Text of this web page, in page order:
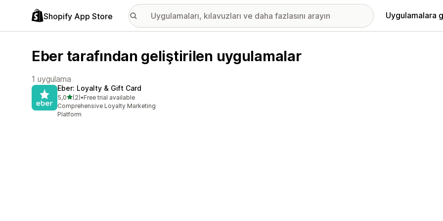
Shopify App Store Uygulamalara
Eber tarafından geliştirilen uygulamalar
1 uygulama
Eber: Loyalty & Gift Card
5,05 yıldız üzerinden
(2)
toplam 2 değerlendirme
•Free trial available
Comprehensive Loyalty Marketing
Platform